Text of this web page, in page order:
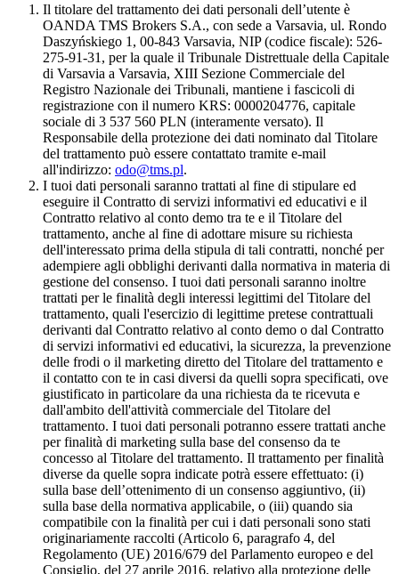
Il titolare del trattamento dei dati personali dell’utente è
OANDA TMS Brokers S.A., con sede a Varsavia, ul. Rondo
Daszyńskiego 1, 00-843 Varsavia, NIP (codice fiscale): 526-
275-91-31, per la quale il Tribunale Distrettuale della Capitale
di Varsavia a Varsavia, XIII Sezione Commerciale del
Registro Nazionale dei Tribunali, mantiene i fascicoli di
registrazione con il numero KRS: 0000204776, capitale
sociale di 3 537 560 PLN (interamente versato). Il
Responsabile della protezione dei dati nominato dal Titolare
del trattamento può essere contattato tramite e-mail
all'indirizzo: odo@tms.pl.
I tuoi dati personali saranno trattati al fine di stipulare ed
eseguire il Contratto di servizi informativi ed educativi e il
Contratto relativo al conto demo tra te e il Titolare del
trattamento, anche al fine di adottare misure su richiesta
dell'interessato prima della stipula di tali contratti, nonché per
adempiere agli obblighi derivanti dalla normativa in materia di
gestione del consenso. I tuoi dati personali saranno inoltre
trattati per le finalità degli interessi legittimi del Titolare del
trattamento, quali l'esercizio di legittime pretese contrattuali
derivanti dal Contratto relativo al conto demo o dal Contratto
di servizi informativi ed educativi, la sicurezza, la prevenzione
delle frodi o il marketing diretto del Titolare del trattamento e
il contatto con te in casi diversi da quelli sopra specificati, ove
giustificato in particolare da una richiesta da te ricevuta e
dall'ambito dell'attività commerciale del Titolare del
trattamento. I tuoi dati personali potranno essere trattati anche
per finalità di marketing sulla base del consenso da te
concesso al Titolare del trattamento. Il trattamento per finalità
diverse da quelle sopra indicate potrà essere effettuato: (i)
sulla base dell’ottenimento di un consenso aggiuntivo, (ii)
sulla base della normativa applicabile, o (iii) quando sia
compatibile con la finalità per cui i dati personali sono stati
originariamente raccolti (Articolo 6, paragrafo 4, del
Regolamento (UE) 2016/679 del Parlamento europeo e del
Consiglio, del 27 aprile 2016, relativo alla protezione delle